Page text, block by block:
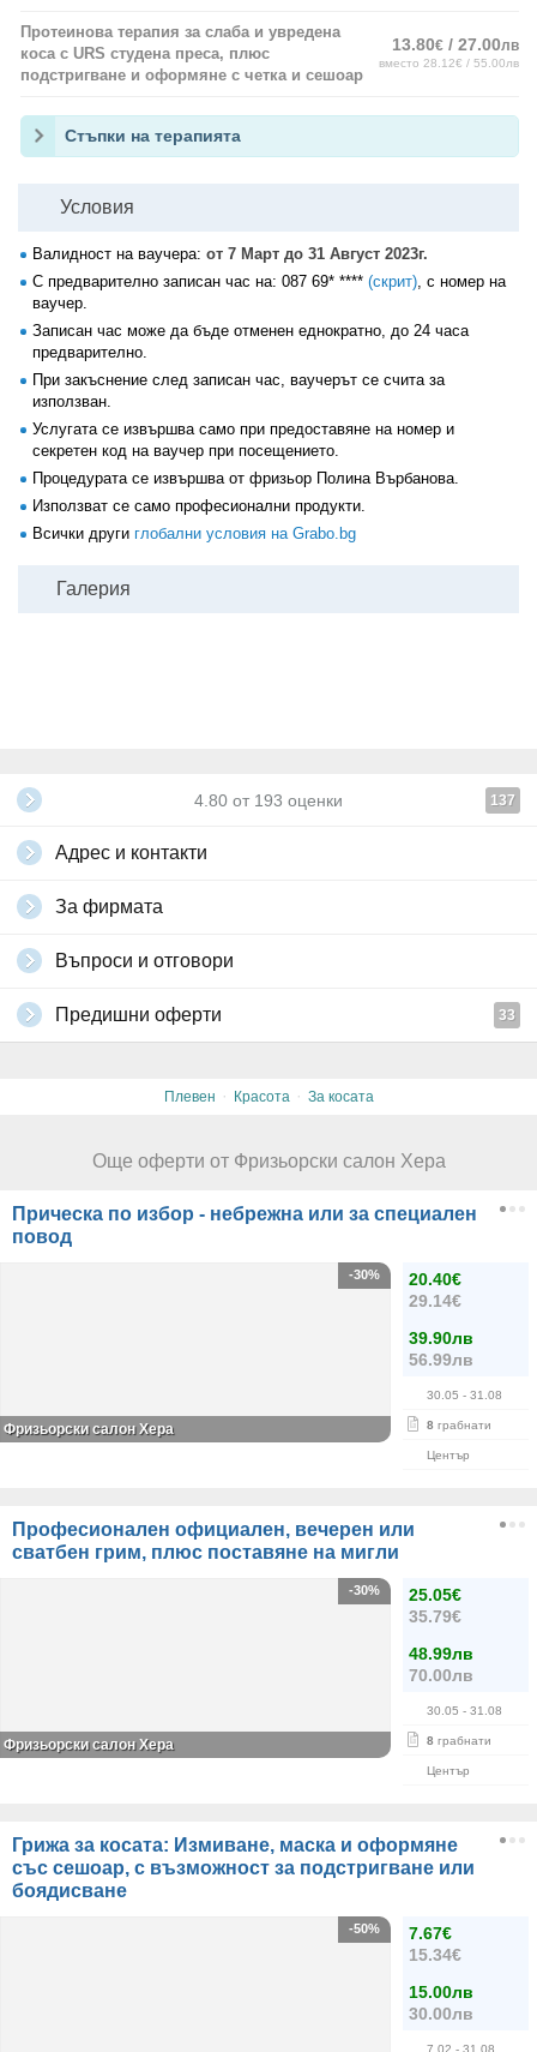
Протеинова терапия за слаба и увредена
коса с URS студена преса, плюс
подстригване и оформяне с четка и сешоар
13.80€ / 27.00лв
вместо 28.12€ / 55.00лв
Стъпки на терапията
Условия
Валидност на ваучера: от 7 Март до 31 Август 2023г.
С предварително записан час на: 087 69* **** (скрит), с номер на
ваучер.
Записан час може да бъде отменен еднократно, до 24 часа
предварително.
При закъснение след записан час, ваучерът се счита за
използван.
Услугата се извършва само при предоставяне на номер и
секретен код на ваучер при посещението.
Процедурата се извършва от фризьор Полина Върбанова.
Използват се само професионални продукти.
Всички други глобални условия на Grabo.bg
Галерия
4.80 от 193 оценки 137
Адрес и контакти
За фирмата
Въпроси и отговори
Предишни оферти 33
Плевен · Красота · За косата
Още оферти от Фризьорски салон Хера
Прическа по избор - небрежна или за специален
повод
20.40€
29.14€
39.90лв
56.99лв
30.05 - 31.08
8 грабнати
Център
-30%
Фризьорски салон Хера
Професионален официален, вечерен или
сватбен грим, плюс поставяне на мигли
25.05€
35.79€
48.99лв
70.00лв
30.05 - 31.08
8 грабнати
Център
-30%
Фризьорски салон Хера
Грижа за косата: Измиване, маска и оформяне
със сешоар, с възможност за подстригване или
боядисване
7.67€
15.34€
15.00лв
30.00лв
7.02 - 31.08
-50%